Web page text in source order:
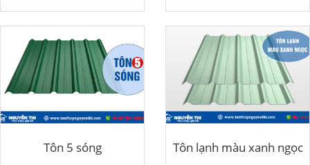
Tôn 5 sóng Tôn lạnh màu xanh ngọc